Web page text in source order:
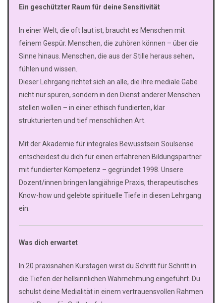
Ein geschützter Raum für deine Sensitivität
In einer Welt, die oft laut ist, braucht es Menschen mit
feinem Gespür. Menschen, die zuhören können – über die
Sinne hinaus. Menschen, die aus der Stille heraus sehen,
fühlen und wissen.
Dieser Lehrgang richtet sich an alle, die ihre mediale Gabe
nicht nur spüren, sondern in den Dienst anderer Menschen
stellen wollen – in einer ethisch fundierten, klar
strukturierten und tief menschlichen Art.
Mit der Akademie für integrales Bewusstsein Soulsense
entscheidest du dich für einen erfahrenen Bildungspartner
mit fundierter Kompetenz – gegründet 1998. Unsere
Dozent/innen bringen langjährige Praxis, therapeutisches
Know-how und gelebte spirituelle Tiefe in diesen Lehrgang
ein.
Was dich erwartet
In 20 praxisnahen Kurstagen wirst du Schritt für Schritt in
die Tiefen der hellsinnlichen Wahrnehmung eingeführt. Du
schulst deine Medialität in einem vertrauensvollen Rahmen